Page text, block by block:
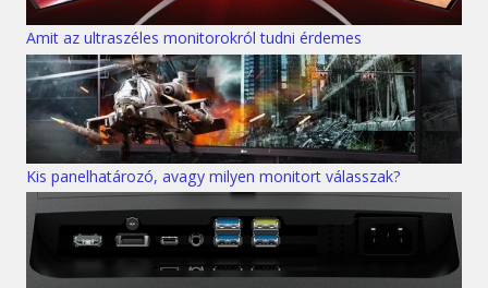
Amit az ultraszéles monitorokról tudni érdemes
Kis panelhatározó, avagy milyen monitort válasszak?